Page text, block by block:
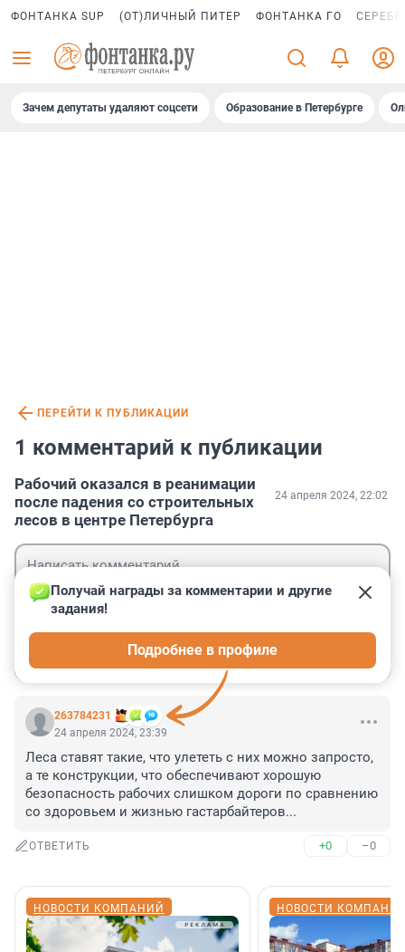
ФОНТАНКА SUP (ОТ)ЛИЧНЫЙ ПИТЕР ФОНТАНКА ГО
Зачем депутаты удаляют соцсети Образование в Петербурге
ПЕРЕЙТИ К ПУБЛИКАЦИИ
1 комментарий к публикации
Рабочий оказался в реанимации
после падения со строительных
лесов в центре Петербурга
24 апреля 2024, 22:02
263784231
Получай награды за комментарии и другие
задания!
Подробнее в профиле
24 апреля 2024, 23:39
Леса ставят такие, что улететь с них можно запросто,
а те конструкции, что обеспечивают хорошую
безопасность рабочих слишком дороги по сравнению
со здоровьем и жизнью гастарбайтеров...
ОТВЕТИТЬ +0 –0
НОВОСТИ КОМПАНИЙ НОВОСТИ